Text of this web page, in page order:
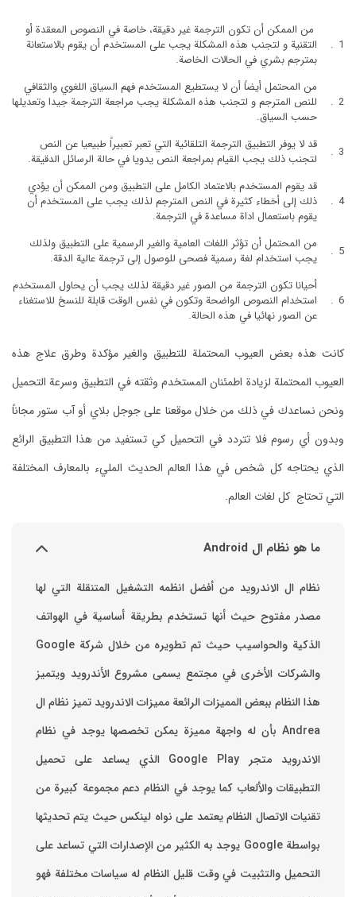
من الممكن أن تكون الترجمة غير دقيقة، خاصة في النصوص المعقدة أو
التقنية و لتجنب هذه المشكلة يجب على المستخدم أن يقوم بالاستعانة
بمترجم بشري في الحالات الخاصة.
من المحتمل أيضاً أن لا يستطيع المستخدم فهم السياق اللغوي والثقافي
للنص المترجم و لتجنب هذه المشكلة يجب مراجعة الترجمة جيدا وتعديلها
حسب السياق.
قد لا يوفر التطبيق الترجمة التلقائية التي تعبر تعبيراً طبيعيا عن النص
لتجنب ذلك يجب القيام بمراجعة النص يدويا في حالة الرسائل الدقيقة.
قد يقوم المستخدم بالاعتماد الكامل على التطبيق ومن الممكن أن يؤدي
ذلك إلى أخطاء كثيرة في النص المترجم لذلك يجب على المستخدم أن
يقوم باستعمال اداة مساعدة في الترجمة.
من المحتمل أن تؤثر اللغات العامية والغير الرسمية على التطبيق ولذلك
يجب استخدام لغة رسمية فصحى للوصول إلى ترجمة عالية الدقة.
أحيانا تكون الترجمة من الصور غير دقيقة لذلك يجب أن يحاول المستخدم
استخدام النصوص الواضحة وتكون في نفس الوقت قابلة للنسخ للاستغناء
عن الصور نهائيا في هذه الحالة.
كانت هذه بعض العيوب المحتملة للتطبيق والغير مؤكدة وطرق علاج هذه
العيوب المحتملة لزيادة اطمئنان المستخدم وثقته في التطبيق وسرعة التحميل
ونحن نساعدك في ذلك من خلال موقعنا على جوجل بلاي أو آب ستور مجاناً
وبدون أي رسوم فلا تتردد في التحميل كي تستفيد من هذا التطبيق الرائع
الذي يحتاجه كل شخص في هذا العالم الحديث المليء بالمعارف المختلفة
التي تحتاج كل لغات العالم.
ما هو نظام ال Android
نظام ال الاندرويد من أفضل انظمه التشغيل المتنقلة التي لها
مصدر مفتوح حيث أنها تستخدم بطريقة أساسية في الهواتف
والشركات الأخرى في مجتمع يسمى مشروع الأندرويد ويتميز
هذا النظام ببعض المميزات الرائعة ‏مميزات الاندرويد ‏تميز نظام ال
Andrea بأن له واجهة مميزة يمكن تخصصها ‏يوجد في نظام
الاندرويد متجر Google Play الذي يساعد على تحميل
التطبيقات والألعاب ‏كما يوجد في النظام دعم مجموعة كبيرة من
تقنيات الاتصال ‏النظام يعتمد على نواه لينكس حيث يتم تحديثها
بواسطة ‫Google‬ ‏يوجد به الكثير من الإصدارات التي تساعد على
التحميل والتثبيت في وقت قليل ‏النظام له سياسات مختلفة فهو